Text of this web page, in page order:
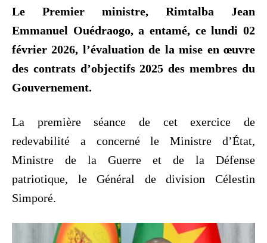
Le Premier ministre, Rimtalba Jean
Emmanuel Ouédraogo, a entamé, ce lundi 02
février 2026, l’évaluation de la mise en œuvre
des contrats d’objectifs 2025 des membres du
Gouvernement.
‎La première séance de cet exercice de
redevabilité a concerné le Ministre d’État,
Ministre de la Guerre et de la Défense
patriotique, le Général de division Célestin
Simporé.